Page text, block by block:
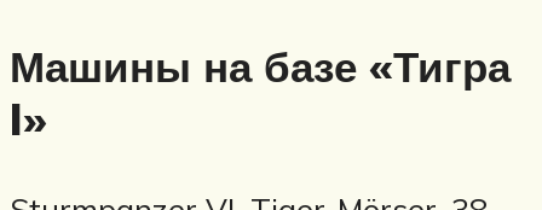
Машины на базе «Тигра
I»